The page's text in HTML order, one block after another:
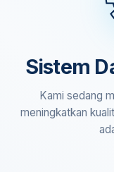
Sistem
Kami sedang
meningkatkan